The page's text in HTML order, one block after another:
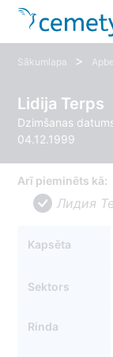
Sākumlapa >
Lidija Terps
Dzimšanas
04.12.1999
Arī pieminēts kā:
Лидия
Kapsēta
Sektors
Rinda